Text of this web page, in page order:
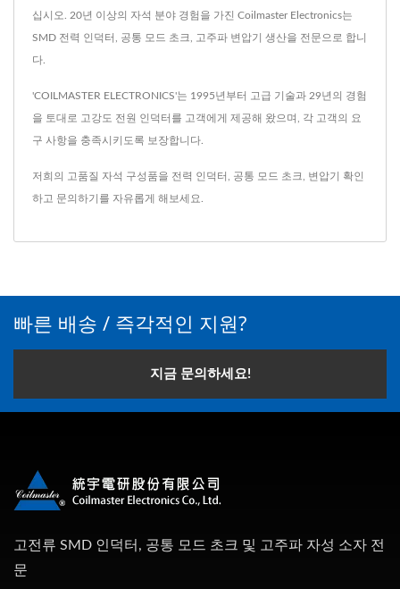
십시오. 20년 이상의 자석 분야 경험을 가진 Coilmaster Electronics는
SMD 전력 인덕터, 공통 모드 초크, 고주파 변압기 생산을 전문으로 합니
다.
'COILMASTER ELECTRONICS'는 1995년부터 고급 기술과 29년의 경험
을 토대로 고강도 전원 인덕터를 고객에게 제공해 왔으며, 각 고객의 요
구 사항을 충족시키도록 보장합니다.
저희의 고품질 자석 구성품을 전력 인덕터 공통 모드 초크 변압기 확인
하고 문의하기 를 자유롭게 해보세요.
빠른 배송 / 즉각적인 지원?
지금 문의하세요!
고전류 SMD 인덕터, 공통 모드 초크 및 고주파 자성 소자 전
문